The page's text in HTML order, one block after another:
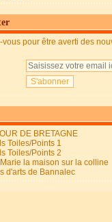
vous pour être averti des
DE BRETAGNE
Toiles/Points 1
Toiles/Points 2
la maison sur la colline
d'arts de Bannalec